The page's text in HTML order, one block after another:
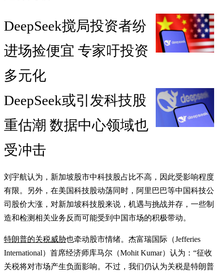
DeepSeek搅局投资者纷
进场捡便宜 专家吁投资
多元化
DeepSeek或引发科技股
重估潮 数据中心领域也
受冲击
刘宇航认为，新加坡股市中科技股占比不高，因此受影响程度
有限。另外，在美国科技股动荡同时，阿里巴巴等中国科技公
司股价大涨，对新加坡科技股来说，机遇与挑战并存，一些制
造和检测相关业务反而可能受到中国市场的积极带动。
特朗普的关税威胁也牵动股市情绪。杰富瑞国际（Jefferies
International）首席经济师库马尔（Mohit Kumar）认为：“征收
关税将对市场产生负面影响。不过，我们仍认为关税是特朗普